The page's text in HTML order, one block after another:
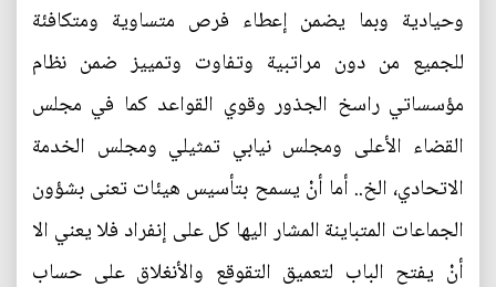
وحيادية وبما يضمن إعطاء فرص متساوية ومتكافئة
للجميع من دون مراتبية وتفاوت وتمييز ضمن نظام
مؤسساتي راسخ الجذور وقوي القواعد كما في مجلس
القضاء الأعلى ومجلس نيابي تمثيلي ومجلس الخدمة
الاتحادي، الخ.. أما أنْ يسمح بتأسيس هيئات تعنى بشؤون
الجماعات المتباينة المشار اليها كل على إنفراد فلا يعني الا
أنْ يفتح الباب لتعميق التقوقع والأنغلاق على حساب